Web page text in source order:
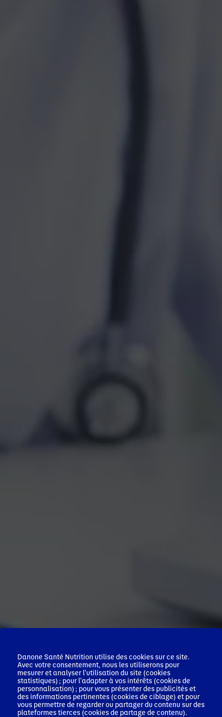
Danone Santé Nutrition utilise des cookies sur ce site.
Avec votre consentement, nous les utiliserons pour
mesurer et analyser l'utilisation du site (cookies
statistiques) ; pour l'adapter à vos intérêts (cookies de
personnalisation) ; pour vous présenter des publicités et
des informations pertinentes (cookies de ciblage) et pour
vous permettre de regarder ou partager du contenu sur des
plateformes tierces (cookies de partage de contenu).